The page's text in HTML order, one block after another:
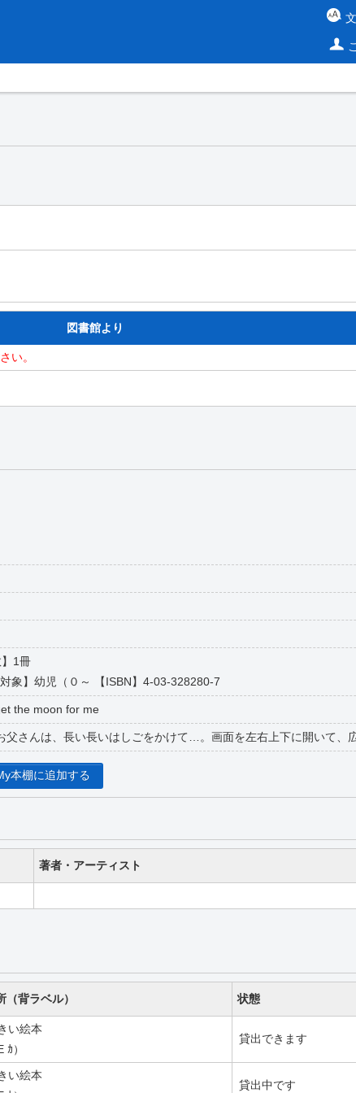
図書館より
い。
】1冊
象】幼児（０～ 【ISBN】4-03-328280-7
the moon for me
父さんは、長い長いはしごをかけて…。画面を左右上下に開いて、
本棚に追加する
著者・アーティスト
（背ラベル） 状態
い絵本
ｶ）
貸出できます
い絵本
貸出中です